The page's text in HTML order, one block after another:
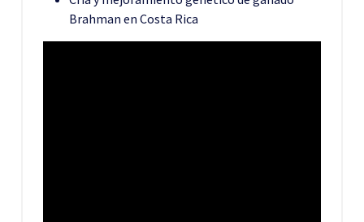
Brahman en Costa Rica